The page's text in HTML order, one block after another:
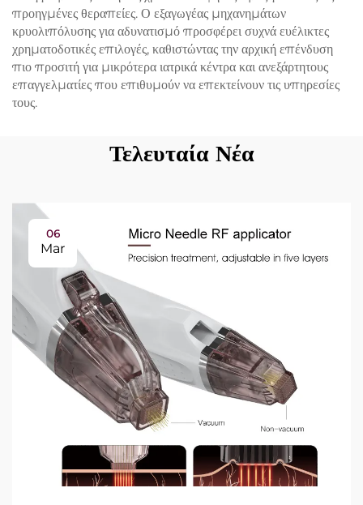
προηγμένες θεραπείες. Ο εξαγωγέας μηχανημάτων
κρυολιπόλυσης για αδυνατισμό προσφέρει συχνά ευέλικτες
χρηματοδοτικές επιλογές, καθιστώντας την αρχική επένδυση
πιο προσιτή για μικρότερα ιατρικά κέντρα και ανεξάρτητους
επαγγελματίες που επιθυμούν να επεκτείνουν τις υπηρεσίες
τους.
Τελευταία Νέα
06
Mar